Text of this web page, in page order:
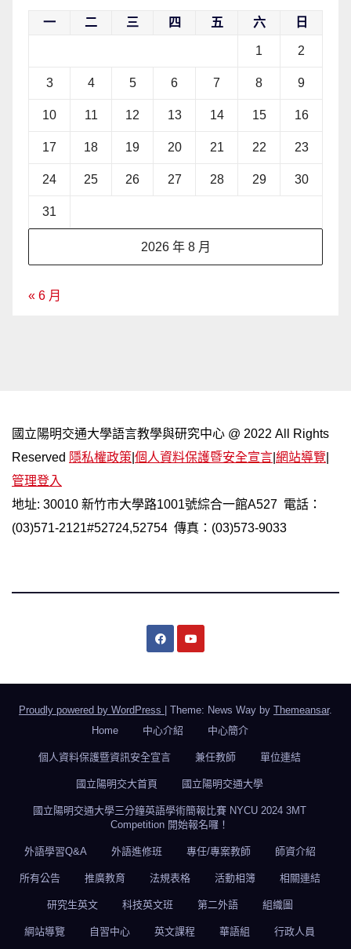
2026 年 8 月
一 二 三 四 五 六 日
1 2
3 4 5 6 7 8 9
10 11 12 13 14 15 16
17 18 19 20 21 22 23
24 25 26 27 28 29 30
31
« 6 月
國立陽明交通大學語言教學與研究中心 @ 2022 All Rights
Reserved 隱私權政策 個人資料保護暨安全宣言 網站導覽
管理登入
地址: 30010 新竹市大學路1001號綜合一館A527 電話：
(03)571-2121#52724,52754 傳真：(03)573-9033
Proudly powered by WordPress Theme: News Way by Themeansar.
Home
中心介紹 中心簡介
個人資料保護暨資訊安全宣言 兼任教師 單位連結
國立陽明交大首頁 國立陽明交通大學
國立陽明交通大學三分鐘英語學術簡報比賽 NYCU 2024 3MT
Competition 開始報名囉！
外語學習Q&A 外語進修班 專任/專案教師 師資介紹
所有公告 推廣教育 法規表格 活動相簿 相關連結
研究生英文 科技英文班 第二外語 組織圖
網站導覽 自習中心 英文課程 華語組 行政人員